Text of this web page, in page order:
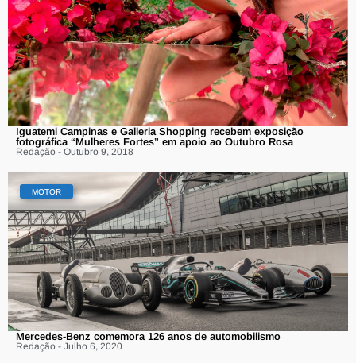
Iguatemi Campinas e Galleria Shopping recebem exposição
fotográfica “Mulheres Fortes” em apoio ao Outubro Rosa
Redação - Outubro 9, 2018
MOTOR
Mercedes-Benz comemora 126 anos de automobilismo
Redação - Julho 6, 2020